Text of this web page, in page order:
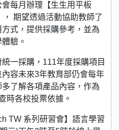
每月辦理【生生用平板
期望透過活動協助教師了
式，提供採購參考，並為
驗。
一採購，111年度採購項目
容未來3年教育部仍會每年
了解各項產品內容，作為
時各校投票依據。
TW 系列研習會】語言學習